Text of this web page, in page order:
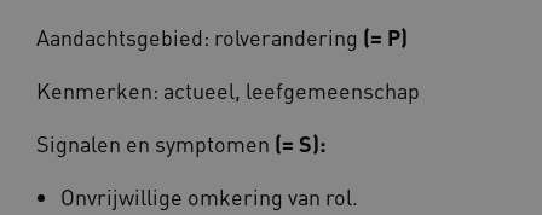
Aandachtsgebied: rolverandering (= P)
Kenmerken: actueel, leefgemeenschap
Signalen en symptomen (= S):
Onvrijwillige omkering van rol.
Corporation